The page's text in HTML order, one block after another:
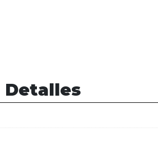
Detalles